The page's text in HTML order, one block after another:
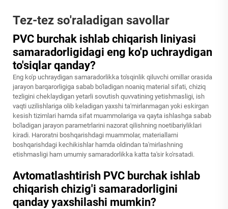
Tez-tez so'raladigan savollar
PVC burchak ishlab chiqarish liniyasi
samaradorligidagi eng ko'p uchraydigan
to'siqlar qanday?
Eng ko'p uchraydigan samaradorlikka to'sqinlik qiluvchi omillar orasida
jarayon barqarorligiga sabab bo'ladigan noaniq material sifati, chiziq
tezligini cheklaydigan yetarli sovutish quvvatining yetishmasligi, ish
vaqti uzilishlariga olib keladigan yaxshi ta'mirlanmagan yoki eskirgan
kesish tizimlari hamda sifat muammolariga va qayta ishlashga sabab
bo'ladigan jarayon parametrlarini nazorat qilishning noetibariyliklari
kiradi. Haroratni boshqarishdagi muammolar, materiallarni
boshqarishdagi kechikishlar hamda oldindan ta'mirlashning
etishmasligi ham umumiy samaradorlikka katta ta'sir ko'rsatadi.
Avtomatlashtirish PVC burchak ishlab
chiqarish chizig'i samaradorligini
qanday yaxshilashi mumkin?